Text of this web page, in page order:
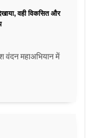
वही विकसित और
वंदन महाअभियान में